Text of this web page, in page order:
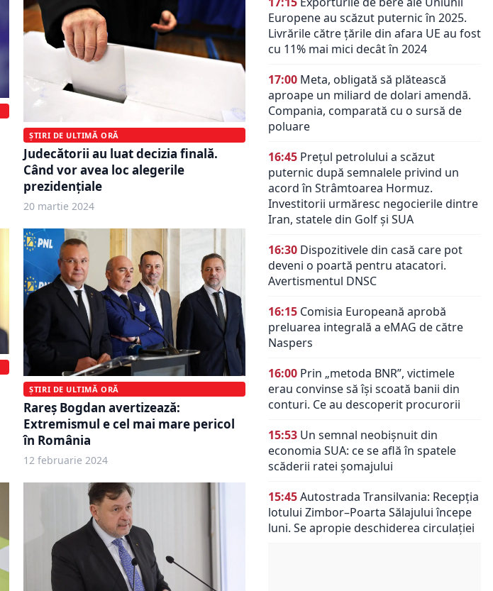
ȘTIRI DE ULTIMĂ ORĂ
Judecătorii au luat decizia finală.
Când vor avea loc alegerile
prezidențiale
20 martie 2024
ȘTIRI DE ULTIMĂ ORĂ
Rareș Bogdan avertizează:
Extremismul e cel mai mare pericol
în România
12 februarie 2024
Europene au scăzut puternic în 2025.
Livrările către țările din afara UE au fost
cu 11% mai mici decât în 2024
17:00 Meta, obligată să plătească
aproape un miliard de dolari amendă.
Compania, comparată cu o sursă de
poluare
16:45 Prețul petrolului a scăzut
puternic după semnalele privind un
acord în Strâmtoarea Hormuz.
Investitorii urmăresc negocierile dintre
Iran, statele din Golf și SUA
16:30 Dispozitivele din casă care pot
deveni o poartă pentru atacatori.
Avertismentul DNSC
16:15 Comisia Europeană aprobă
preluarea integrală a eMAG de către
Naspers
16:00 Prin „metoda BNR”, victimele
erau convinse să își scoată banii din
conturi. Ce au descoperit procurorii
15:53 Un semnal neobișnuit din
economia SUA: ce se află în spatele
scăderii ratei șomajului
15:45Autostrada Transilvania: Recepția
lotului Zimbor–Poarta Sălajului începe
luni. Se apropie deschiderea circulației